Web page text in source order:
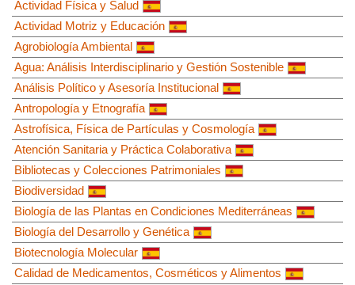
Actividad Física y Salud
Actividad Motriz y Educación
Agrobiología Ambiental
Agua: Análisis Interdisciplinario y Gestión Sostenible
Análisis Político y Asesoría Institucional
Antropología y Etnografía
Astrofísica, Física de Partículas y Cosmología
Atención Sanitaria y Práctica Colaborativa
Bibliotecas y Colecciones Patrimoniales
Biodiversidad
Biología de las Plantas en Condiciones Mediterráneas
Biología del Desarrollo y Genética
Biotecnología Molecular
Calidad de Medicamentos, Cosméticos y Alimentos